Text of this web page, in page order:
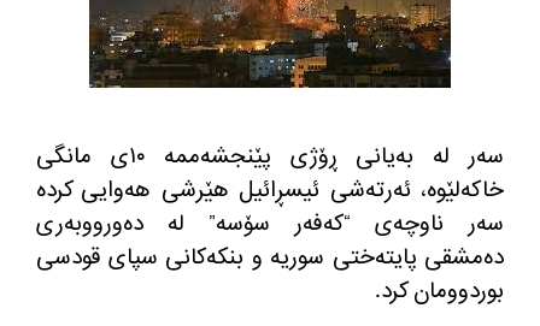
سه‌ر له‌ به‌یانی ڕۆژی پێنجشه‌ممه‌ ١٠ی مانگی
خاكه‌لێوه‌، ئه‌رته‌شی ئیسڕائیل هێرشی هه‌وایی كرده‌
سه‌ر ناوچه‌ی “كه‌فه‌ر سۆسه‌” له‌ ده‌ورووبه‌ری
ده‌مشقی پایته‌ختی سوریه‌ و بنكه‌كانی سپای قودسی
بوردوومان كرد.